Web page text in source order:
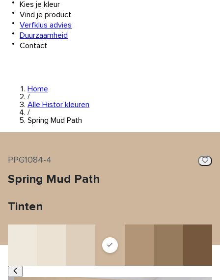
Kies je kleur
Vind je product
Verfklus advies
Duurzaamheid
Contact
Home
/
Alle Histor kleuren
/
Spring Mud Path
PPG1084-4
Spring Mud Path
Tinten